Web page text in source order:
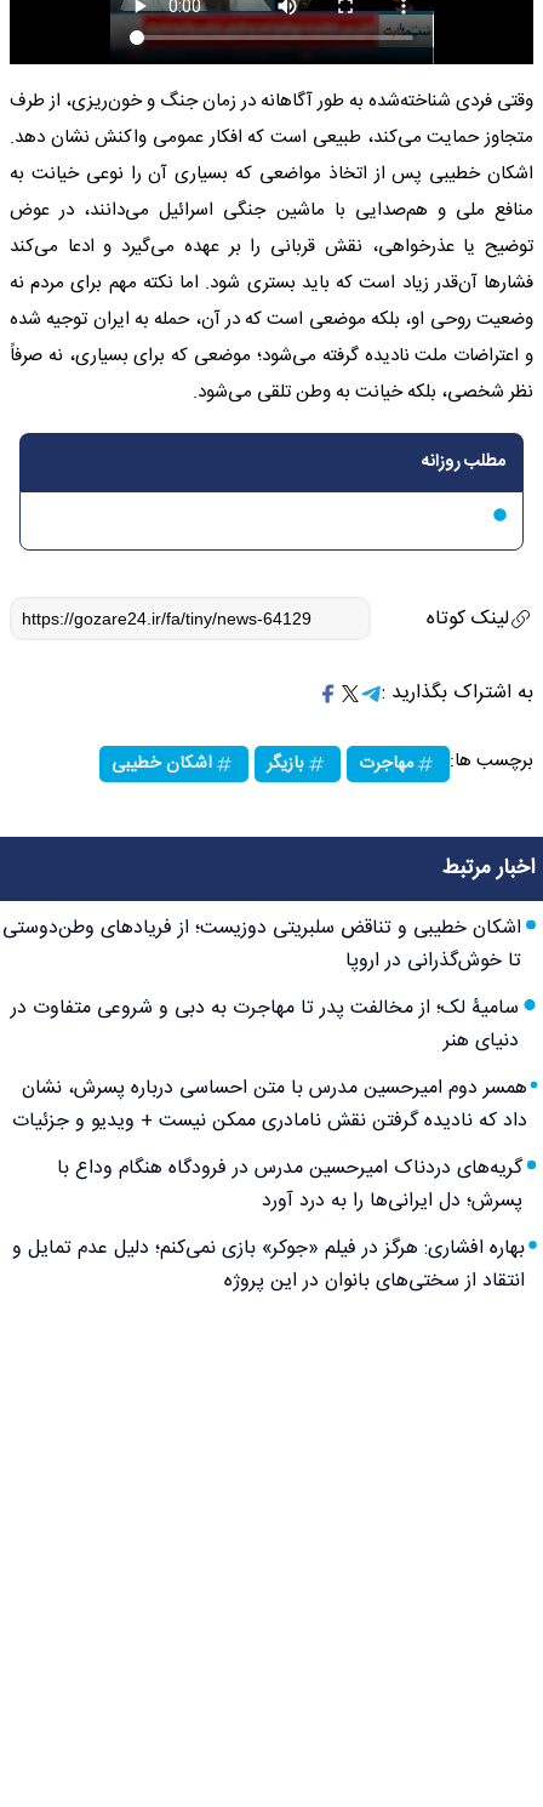
وقتی فردی شناخته‌شده به طور آگاهانه در زمان جنگ و خون‌ریزی، از طرف
متجاوز حمایت می‌کند، طبیعی است که افکار عمومی واکنش نشان دهد.
اشکان خطیبی پس از اتخاذ مواضعی که بسیاری آن را نوعی خیانت به
منافع ملی و هم‌صدایی با ماشین جنگی اسرائیل می‌دانند، در عوض
توضیح یا عذرخواهی، نقش قربانی را بر عهده می‌گیرد و ادعا می‌کند
فشارها آن‌قدر زیاد است که باید بستری شود. اما نکته مهم برای مردم نه
وضعیت روحی او، بلکه موضعی است که در آن، حمله به ایران توجیه شده
و اعتراضات ملت نادیده گرفته می‌شود؛ موضعی که برای بسیاری، نه صرفاً
نظر شخصی، بلکه خیانت به وطن تلقی می‌شود.
مطلب روزانه
لینک کوتاه
به اشتراک بگذارید :
برچسب ها: مهاجرت بازیگر اشکان خطیبی
اخبار مرتبط
اشکان خطیبی و تناقض سلبریتی دوزیست؛ از فریادهای وطن‌دوستی
تا خوش‌گذرانی در اروپا
سامیۀ لک؛ از مخالفت پدر تا مهاجرت به دبی و شروعی متفاوت در
دنیای هنر
همسر دوم امیرحسین مدرس با متن احساسی درباره پسرش، نشان
داد که نادیده گرفتن نقش نامادری ممکن نیست + ویدیو و جزئیات
گریه‌های دردناک امیرحسین مدرس در فرودگاه هنگام وداع با
پسرش؛ دل ایرانی‌ها را به درد آورد
بهاره افشاری: هرگز در فیلم «جوکر» بازی نمی‌کنم؛ دلیل عدم تمایل و
انتقاد از سختی‌های بانوان در این پروژه